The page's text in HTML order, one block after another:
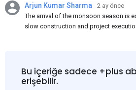
Arjun Kumar Sharma
2 ay önce
The arrival of the monsoon season is
slow construction and project
and rural construction projects is
to the market despite seasonal
rainfall.
Bu içeriğe sadece +plus
erişebilir.